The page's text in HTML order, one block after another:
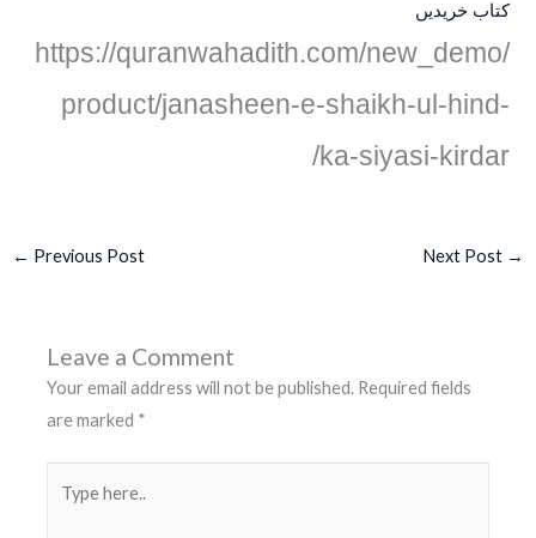
کتاب خریدیں
https://quranwahadith.com/new_demo/
product/janasheen-e-shaikh-ul-hind-
ka-siyasi-kirdar/
← Previous Post Next Post →
Leave a Comment
Your email address will not be published. Required fields
are marked *
here..